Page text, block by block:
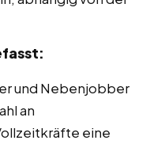
und Nebenjobber
an
eine